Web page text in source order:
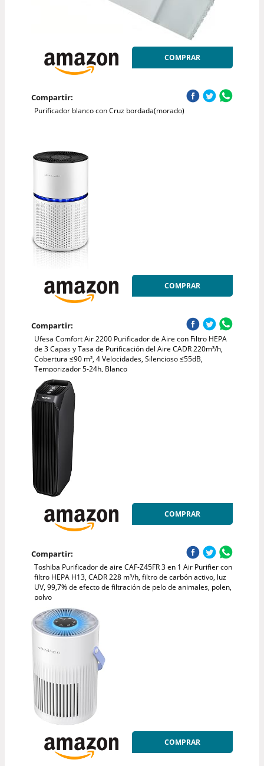
COMPRAR
Compartir:
Purificador blanco con Cruz bordada(morado)
COMPRAR
Compartir:
Ufesa Comfort Air 2200 Purificador de Aire con Filtro HEPA
de 3 Capas y Tasa de Purificación del Aire CADR 220m³/h,
Cobertura ≤90 m², 4 Velocidades, Silencioso ≤55dB,
Temporizador 5-24h, Blanco
COMPRAR
Compartir:
Toshiba Purificador de aire CAF-Z45FR 3 en 1 Air Purifier con
filtro HEPA H13, CADR 228 m³/h, filtro de carbón activo, luz
UV, 99,7% de efecto de filtración de pelo de animales, polen,
polvo
COMPRAR